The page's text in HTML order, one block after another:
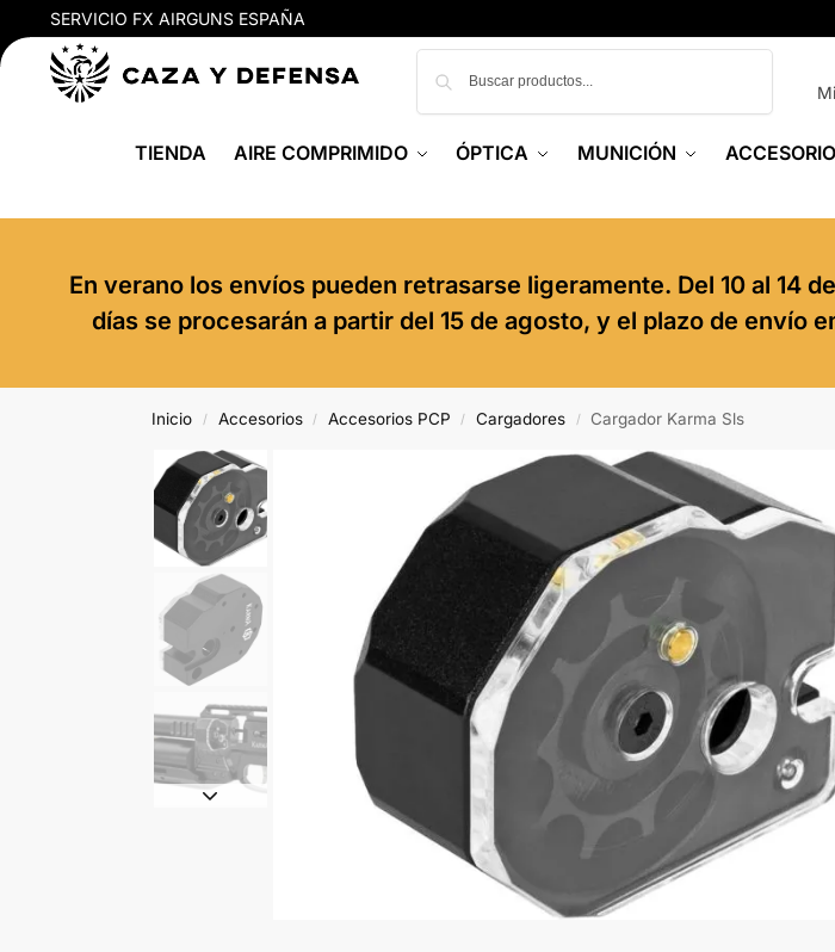
SERVICIO FX AIRGUNS ESPAÑA
TIENDA AIRE COMPRIMIDO ÓPTICA MUNICIÓN
En verano los envíos pueden retrasarse ligeramente. Del 10 al 14
días se procesarán a partir del 15 de agosto, y el plazo de envío
Inicio / Accesorios / Accesorios PCP / Cargadores / Cargador Karma Sls